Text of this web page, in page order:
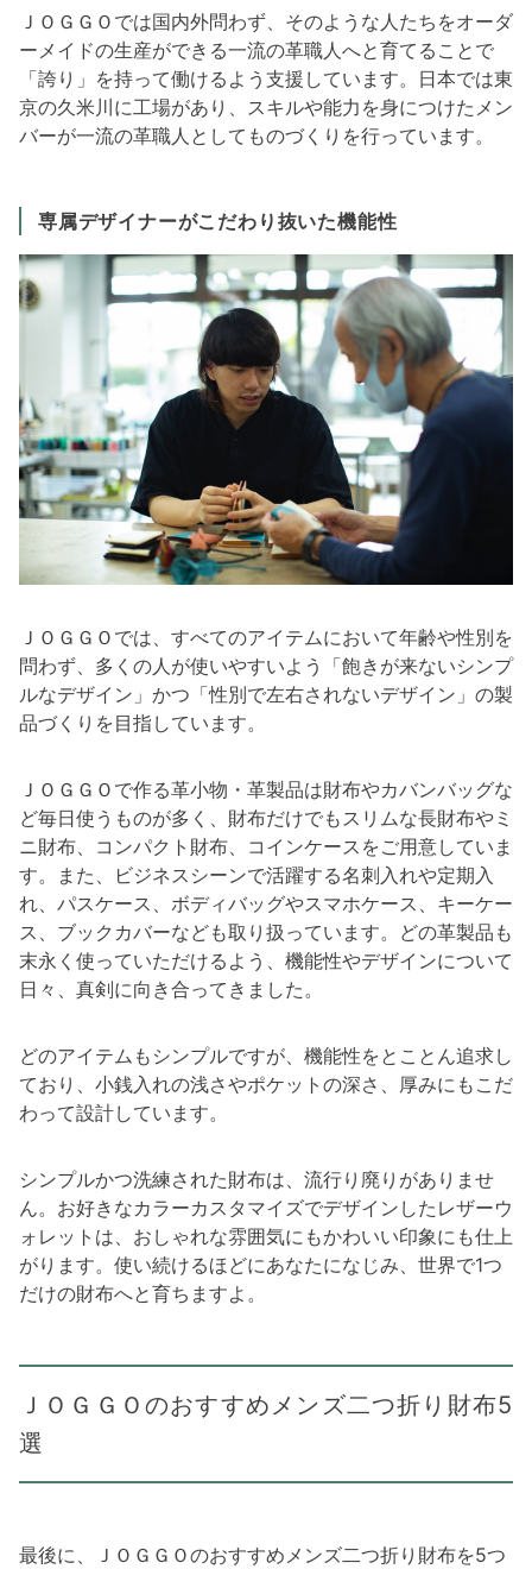
ＪＯＧＧＯでは国内外問わず、そのような人たちをオーダ
ーメイドの生産ができる一流の革職人へと育てることで
「誇り」を持って働けるよう支援しています。日本では東
京の久米川に工場があり、スキルや能力を身につけたメン
バーが一流の革職人としてものづくりを行っています。
専属デザイナーがこだわり抜いた機能性
ＪＯＧＧＯでは、すべてのアイテムにおいて年齢や性別を
問わず、多くの人が使いやすいよう「飽きが来ないシンプ
ルなデザイン」かつ「性別で左右されないデザイン」の製
品づくりを目指しています。
ＪＯＧＧＯで作る革小物・革製品は財布やカバンバッグな
ど毎日使うものが多く、財布だけでもスリムな長財布やミ
ニ財布、コンパクト財布、コインケースをご用意していま
す。また、ビジネスシーンで活躍する名刺入れや定期入
れ、パスケース、ボディバッグやスマホケース、キーケー
ス、ブックカバーなども取り扱っています。どの革製品も
末永く使っていただけるよう、機能性やデザインについて
日々、真剣に向き合ってきました。
どのアイテムもシンプルですが、機能性をとことん追求し
ており、小銭入れの浅さやポケットの深さ、厚みにもこだ
わって設計しています。
シンプルかつ洗練された財布は、流行り廃りがありませ
ん。お好きなカラーカスタマイズでデザインしたレザーウ
ォレットは、おしゃれな雰囲気にもかわいい印象にも仕上
がります。使い続けるほどにあなたになじみ、世界で1つ
だけの財布へと育ちますよ。
ＪＯＧＧＯのおすすめメンズ二つ折り財布5
選
最後に、ＪＯＧＧＯのおすすめメンズ二つ折り財布を5つ